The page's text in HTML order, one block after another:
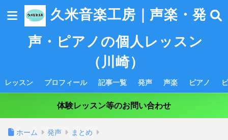
久米音楽工房｜声楽・発
声・ピアノの個人レッスン
（川崎）
レッスン プロフィール 記事一覧 発声 声楽 ピアノ
体験レッスン等のお問い合わせ
ホーム 発声 まとめ